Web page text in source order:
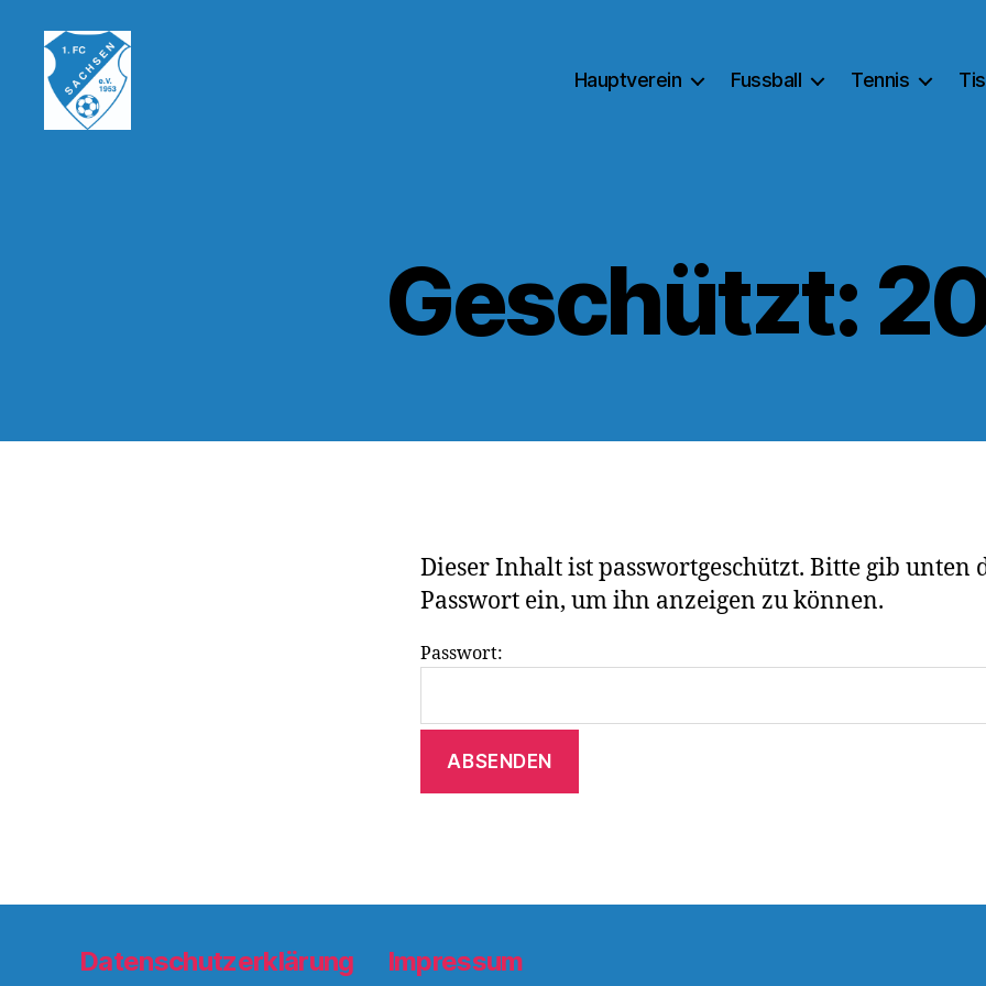
Hauptverein Fussball Tennis
Geschützt:
Dieser Inhalt ist passwortgeschützt. Bitte gib unten
Passwort ein, um ihn anzeigen zu können.
Passwort:
Datenschutzerklärung Impressum